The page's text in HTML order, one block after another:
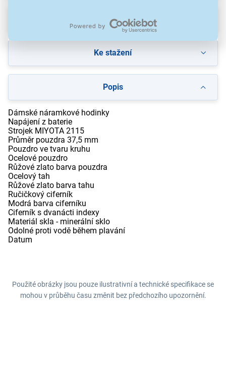
Popis
Dámské náramkové hodinky
Napájení z baterie
Strojek MIYOTA 2115
Průměr pouzdra 37,5 mm
Pouzdro ve tvaru kruhu
Ocelové pouzdro
Růžové zlato barva pouzdra
Ocelový tah
Růžové zlato barva tahu
Ručičkový ciferník
Modrá barva ciferníku
Ciferník s dvanácti indexy
Materiál skla - minerální sklo
Odolné proti vodě během plavání
Datum
Recenze
Ke stažení
Použité obrázky jsou pouze ilustrativní a technické specifikace se
mohou v průběhu času změnit bez předchozího upozornění.